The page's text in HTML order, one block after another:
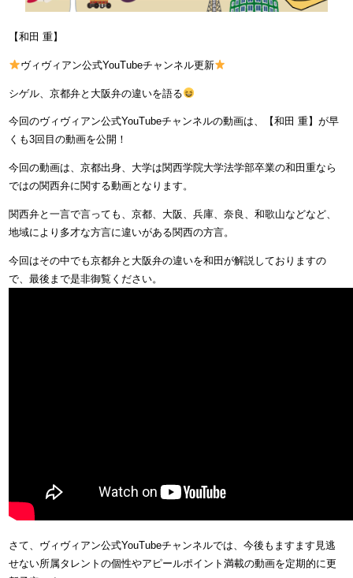
【和田 重】
ヴィヴィアン公式YouTubeチャンネル更新
シゲル、京都弁と大阪弁の違いを語る
今回のヴィヴィアン公式YouTubeチャンネルの動画は、【和田 重】が早
くも3回目の動画を公開！
今回の動画は、京都出身、大学は関西学院大学法学部卒業の和田重なら
ではの関西弁に関する動画となります。
関西弁と一言で言っても、京都、大阪、兵庫、奈良、和歌山などなど、
地域により多才な方言に違いがある関西の方言。
今回はその中でも京都弁と大阪弁の違いを和田が解説しておりますの
で、最後まで是非御覧ください。
さて、ヴィヴィアン公式YouTubeチャンネルでは、今後もますます見逃
せない所属タレントの個性やアピールポイント満載の動画を定期的に更